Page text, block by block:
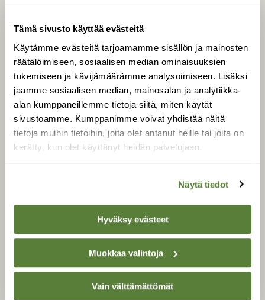
Tämä sivusto käyttää evästeitä
Käytämme evästeitä tarjoamamme sisällön ja mainosten
räätälöimiseen, sosiaalisen median ominaisuuksien
tukemiseen ja kävijämäärämme analysoimiseen. Lisäksi
jaamme sosiaalisen median, mainosalan ja analytiikka-
alan kumppaneillemme tietoja siitä, miten käytät
sivustoamme. Kumppanimme voivat yhdistää näitä
tietoja muihin tietoihin, joita olet antanut heille tai joita on
kerätty, kun olet käyttänyt heidän palvelujaan.
Näytä tiedot
Hyväksy evästeet
Muokkaa valintoja
Vain välttämättömät
Tilaa digilukuoikeus
Äänestä parasta juttua
Tilaa uutiskirje
SUOMEN LUONNON­
SUOJELU­LIITTO
Suomen Luonto -lehden
luonnonsuojelu­liitto.